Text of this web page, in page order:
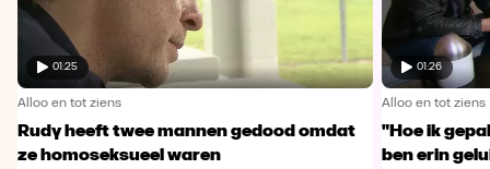
01:25
Alloo en tot ziens
Rudy heeft twee mannen gedood omdat
ze homoseksueel waren
01:26
Alloo en tot ziens
"Hoe ik
ben erin